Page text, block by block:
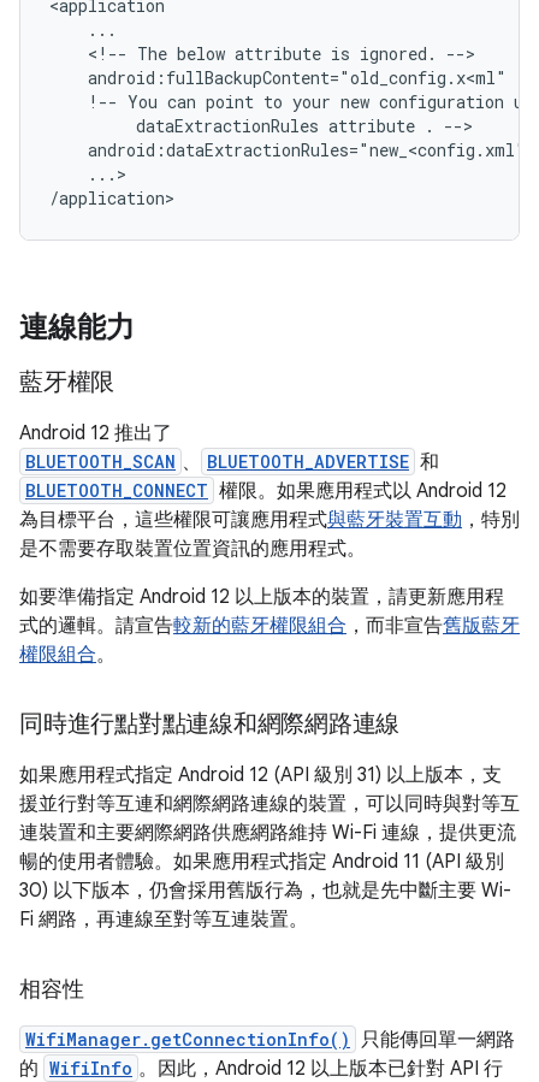
<!-- The below attribute is ignored.
!-- You can point to your new configuration
dataExtractionRules attribute .
...>
/application>
連線能力
藍牙權限
Android 12 推出了
BLUETOOTH_SCAN 、 BLUETOOTH_ADVERTISE 和
BLUETOOTH_CONNECT 權限。如果應用程式以 Android 12
為目標平台，這些權限可讓應用程式與藍牙裝置互動 ，特別
是不需要存取裝置位置資訊的應用程式。
如要準備指定 Android 12 以上版本的裝置，請更新應用程
式的邏輯。請宣告較新的藍牙權限組合 ，而非宣告舊版藍牙
權限組合。
同時進行點對點連線和網際網路連線
如果應用程式指定 Android 12 (API 級別 31) 以上版本，支
援並行對等互連和網際網路連線的裝置，可以同時與對等互
連裝置和主要網際網路供應網路維持 Wi-Fi 連線，提供更流
暢的使用者體驗。如果應用程式指定 Android 11 (API 級別
30) 以下版本，仍會採用舊版行為，也就是先中斷主要 Wi-
Fi 網路，再連線至對等互連裝置。
相容性
WifiManager.getConnectionInfo()
只能傳回單一網路
的 WifiInfo 。因此，Android 12 以上版本已針對 API 行